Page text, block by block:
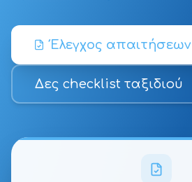
Έλεγχος απαιτήσεων
Δες checklist ταξιδιού